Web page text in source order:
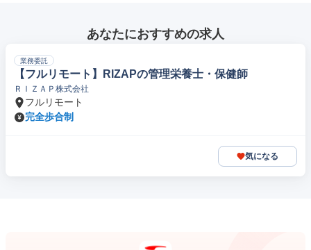
あなたにおすすめの求人
業務委託
【フルリモート】RIZAPの管理栄養士・保健師
ＲＩＺＡＰ株式会社
フルリモート
完全歩合制
気になる